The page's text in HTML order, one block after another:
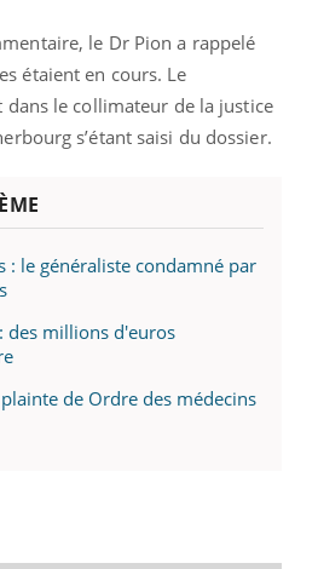
le Dr Pion a rappelé
étaient en cours. Le
dans le collimateur de la justice
s’étant saisi du dossier.
: le généraliste condamné par
des millions d'euros
de Ordre des médecins